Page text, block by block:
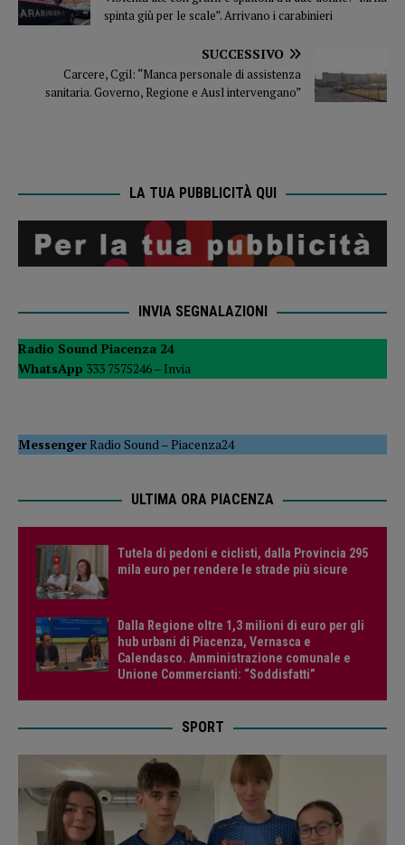
spinta giù per le scale”. Arrivano i carabinieri
SUCCESSIVO
Carcere, Cgil: “Manca personale di assistenza
sanitaria. Governo, Regione e Ausl intervengano”
LA TUA PUBBLICITÀ QUI
INVIA SEGNALAZIONI
Radio Sound Piacenza 24
WhatsApp 333 7575246 – Invia
MessengerRadio Sound –Piacenza24
ULTIMA ORA PIACENZA
Tutela di pedoni e ciclisti, dalla Provincia 295
mila euro per rendere le strade più sicure
Dalla Regione oltre 1,3 milioni di euro per gli
hub urbani di Piacenza, Vernasca e
Calendasco. Amministrazione comunale e
Unione Commercianti: “Soddisfatti”
SPORT